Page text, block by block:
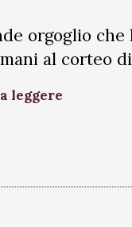
orgoglio
al corteo
leggere